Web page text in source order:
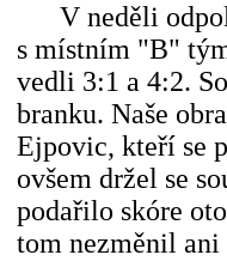
V neděli
s místním "B"
vedli 3:1 a 4:2.
branku. Naše
Ejpovic, kteří se
ovšem držel se
podařilo skóre
tom nezměnil ani